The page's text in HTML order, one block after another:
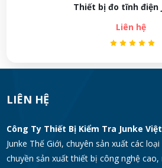
JK-6003-C Thiết bị
LIÊN HỆ
Công Ty Thiết Bị Kiểm Tra Junke
Junke Thế Giới, chuyên sản xuất các
chuyền sản xuất thiết bị công nghệ